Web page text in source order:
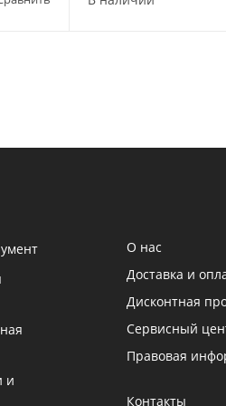
и
О нас
Доставка и
Дисконтная
Сервисный
Правовая
Контакты